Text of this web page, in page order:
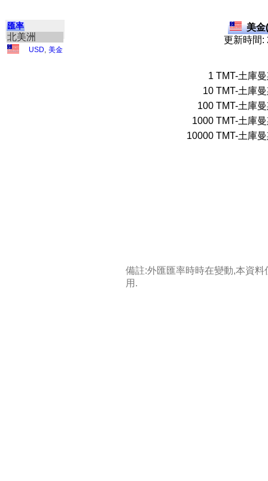
匯率
北美洲
USD 美金
美金
更新時間:
1 TMT-土庫
10 TMT-土庫
100 TMT-土庫
1000 TMT-土庫
10000 TMT-土庫
備註:外匯匯率時時在變動,本資
用.